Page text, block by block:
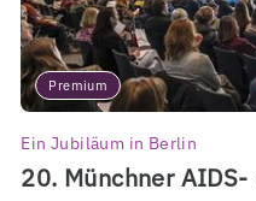
Premium
Ein Jubiläum in Berlin
20. Münchner